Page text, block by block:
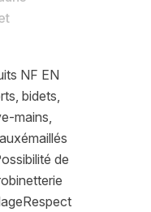
NF EN
bidets,
mains,
de